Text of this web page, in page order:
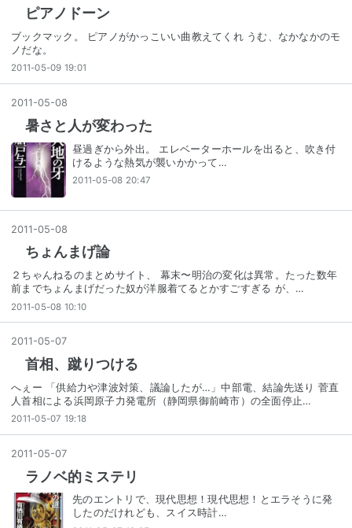
ピアノドーン
ブックマック。 ピアノがかっこいい曲教えてくれ うむ、なかなかのモ
ノだな。
2011-05-09 19:01
2011 -05-08
暑さと人が変わった
昼過ぎから外出。 エレベーターホールを出ると、吹き付
けるような熱気が襲いかかって…
2011-05-08 20:47
2011-05-08
ちょんまげ論
２ちゃんねるのまとめサイト、 幕末〜明治の変化は異常。たった数年
前までちょんまげだった奴が洋服着てるとかすごすぎる が、…
2011-05-08 10:10
2011 -05-07
首相、蹴りつける
へぇー 「供給力や津波対策、議論したが…」中部電、結論先送り 菅直
人首相による浜岡原子力発電所（静岡県御前崎市）の全面停止…
2011-05-07 19:18
2011-05-07
ラノベ的ミステリ
先のエントリで、現代思想！現代思想！とエラそうに発
したのだけれども、スイス時計…